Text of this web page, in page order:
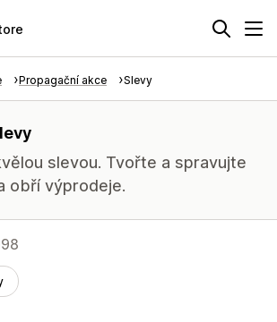
Propagační akce Slevy
slevou. Tvořte a spravujte
obří výprodeje.